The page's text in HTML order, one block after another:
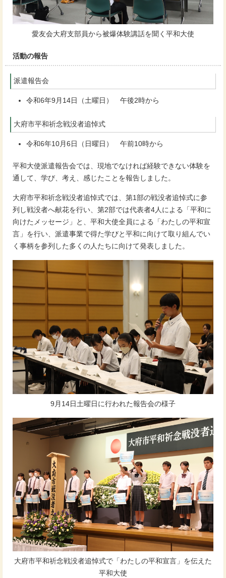
愛友会大府支部員から被爆体験講話を聞く平和大使
活動の報告
派遣報告会
令和6年9月14日（土曜日） 午後2時から
大府市平和祈念戦没者追悼式
令和6年10月6日（日曜日） 午前10時から
平和大使派遣報告会では、現地でなければ経験できない体験を
通して、学び、考え、感じたことを報告しました。
大府市平和祈念戦没者追悼式では、第1部の戦没者追悼式に参
列し戦没者へ献花を行い、第2部では代表者4人による「平和に
向けたメッセージ」と、平和大使全員による「わたしの平和宣
言」を行い、派遣事業で得た学びと平和に向けて取り組んでい
く事柄を参列した多くの人たちに向けて発表しました。
9月14日土曜日に行われた報告会の様子
大府市平和祈念戦没者追悼式で「わたしの平和宣言」を伝えた
平和大使